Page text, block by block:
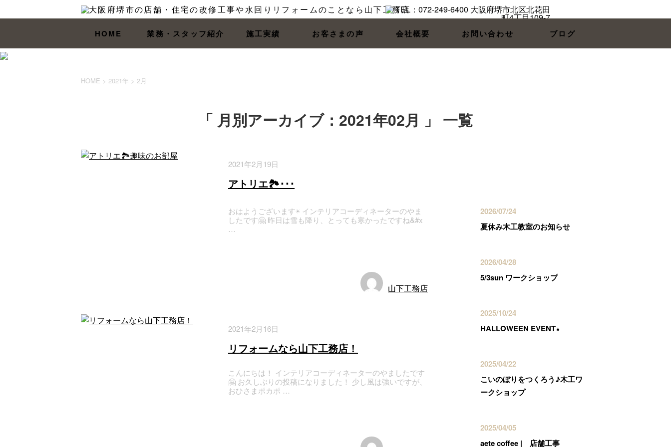
HOME 業務・スタッフ紹介 施工実績 お客さまの声 会社概要 お問い合わせ ブログ
HOME > 2021年 > 2月
「 月別アーカイブ：2021年02月 」 一覧
2021年2月19日
アトリエ🏞️･･･
おはようございます☀ インテリアコーディネーターのやま
したです🤗 昨日は雪も降り、とっても寒かったですね&#x
…
山下工務店
2021年2月16日
リフォームなら山下工務店！
こんにちは！ インテリアコーディネーターのやましたです
🤗 お久しぶりの投稿になりました！ 少し風は強いですが、
おひさまポカポ …
2026/07/24
夏休み木工教室のお知らせ
2026/04/28
5/3sun ワークショップ
2025/10/24
HALLOWEEN EVENT★
2025/04/22
こいのぼりをつくろう♪木工ワ
ークショップ
2025/04/05
aete coffee | 店舗工事